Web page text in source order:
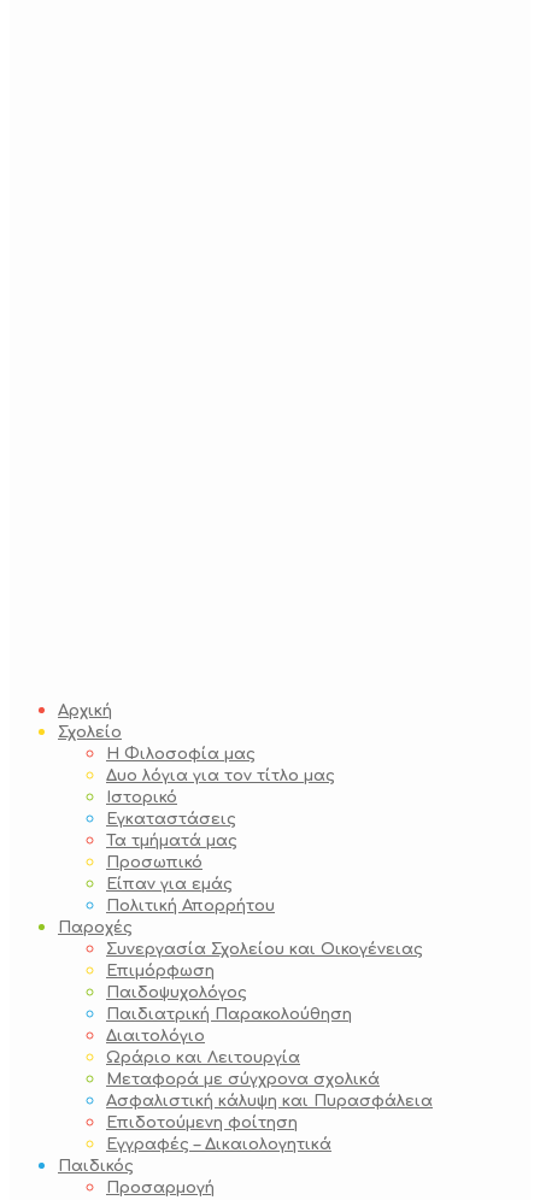
Αρχική
Σχολείο
Η Φιλοσοφία μας
Δυο λόγια για τον τίτλο μας
Ιστορικό
Εγκαταστάσεις
Τα τμήματά μας
Προσωπικό
Είπαν για εμάς
Πολιτική Απορρήτου
Παροχές
Συνεργασία Σχολείου και Οικογένειας
Επιμόρφωση
Παιδοψυχολόγος
Παιδιατρική Παρακολούθηση
Διαιτολόγιο
Ωράριο και Λειτουργία
Μεταφορά με σύγχρονα σχολικά
Ασφαλιστική κάλυψη και Πυρασφάλεια
Επιδοτούμενη φοίτηση
Εγγραφές – Δικαιολογητικά
Παιδικός
Προσαρμογή